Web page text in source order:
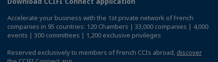
Accelerate your business with the 1st private network of French
companies in 95 countries: 120 Chambers | 33,000 companies | 4,000
events | 300 committees | 1,200 exclusive privileges
Reserved exclusively to members of French CCIs abroad, discover